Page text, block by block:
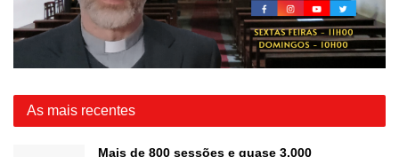
As mais recentes
Mais de 800 sessões e quase 3.000